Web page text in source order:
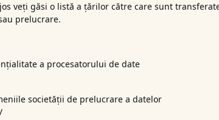
veți găsi o listă a țărilor către care sunt
prelucrare.
a procesatorului de date
societății de prelucrare a datelor